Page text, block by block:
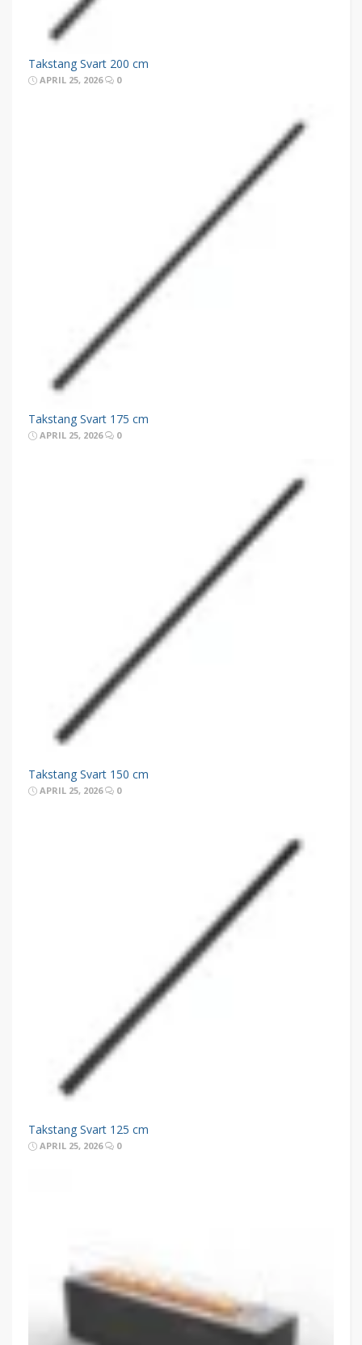
Takstang Svart 200 cm
APRIL 25, 2026 0
Takstang Svart 175 cm
APRIL 25, 2026 0
Takstang Svart 150 cm
APRIL 25, 2026 0
Takstang Svart 125 cm
APRIL 25, 2026 0